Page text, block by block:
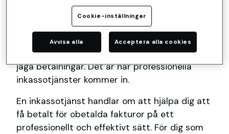
Som företagare vet du hur viktigt det är att
ha ett stabilt kassaflöde. När en faktura förblir
obetald kan det snabbt påverka din likviditet
och tvinga dig att lägga värdefull tid på att
jaga betalningar. Det är här professionella
inkassotjänster kommer in.
En inkassotjänst handlar om att hjälpa dig att
få betalt för obetalda fakturor på ett
professionellt och effektivt sätt. För dig som
Cookie-inställningar
Avvisa alla Acceptera alla cookies